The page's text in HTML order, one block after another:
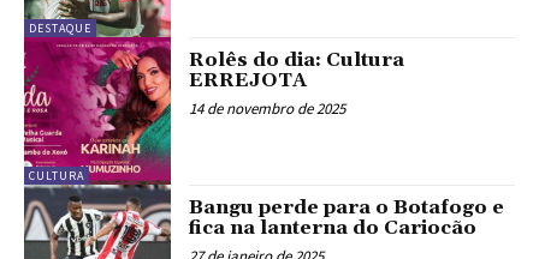
DESTAQUE
CULTURA
Rolês do dia: Cultura
ERREJOTA
14 de novembro de 2025
Bangu perde para o Botafogo e
fica na lanterna do Cariocão